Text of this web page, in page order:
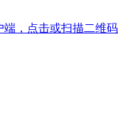
，点击或扫描二维